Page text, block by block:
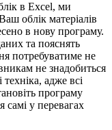
в Excel, ми
облік матеріалів
в нову програму.
та пояснять
потребуватиме не
не знадобиться
адже всі
програму
самі у перевагах